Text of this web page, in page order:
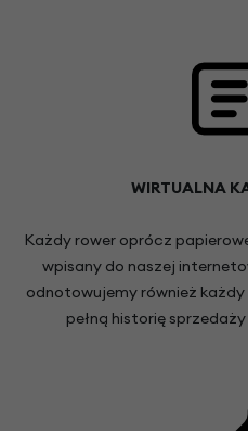
WIRTUALNA
Każdy rower oprócz
wpisany do naszej
odnotowujemy również każdy
pełną historię